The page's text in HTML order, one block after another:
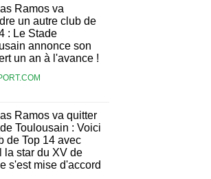
Ramos va
un autre club de
: Le Stade
annonce son
un an à l'avance !
Ramos va quitter
Toulousain : Voici
de Top 14 avec
la star du XV de
s'est mise d'accord